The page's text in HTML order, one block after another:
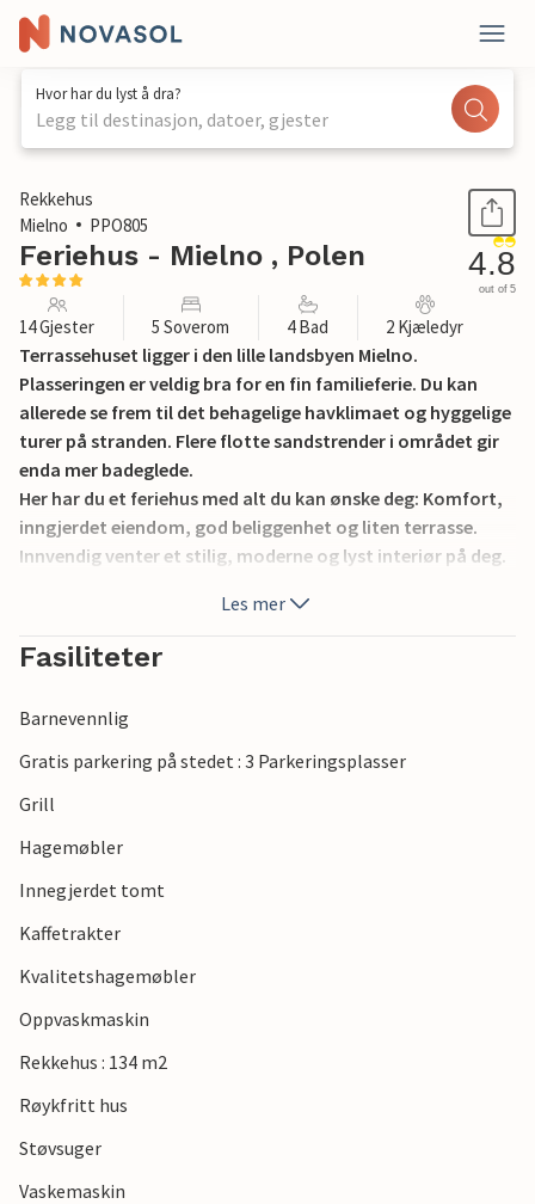
Hvor har du lyst å dra?
Legg til destinasjon, datoer, gjester
1 / 30
Rekkehus
Mielno
PPO805
Feriehus - Mielno , Polen 4.8
out of 5
14 Gjester 5 Soverom 4 Bad 2 Kjæledyr
Terrassehuset ligger i den lille landsbyen Mielno.
Plasseringen er veldig bra for en fin familieferie. Du kan
allerede se frem til det behagelige havklimaet og hyggelige
turer på stranden. Flere flotte sandstrender i området gir
enda mer badeglede.
Her har du et feriehus med alt du kan ønske deg: Komfort,
inngjerdet eiendom, god beliggenhet og liten terrasse.
Innvendig venter et stilig, moderne og lyst interiør på deg.
hage samt en felles tomt med lekeplass for barna og
grillplass. Ideell innkvartering for familier og venner.
Les mer
Fasiliteter
Barnevennlig
Gratis parkering på stedet : 3 Parkeringsplasser
Grill
Hagemøbler
Innegjerdet tomt
Kaffetrakter
Kvalitetshagemøbler
Oppvaskmaskin
Rekkehus : 134 m2
Røykfritt hus
Støvsuger
Vaskemaskin